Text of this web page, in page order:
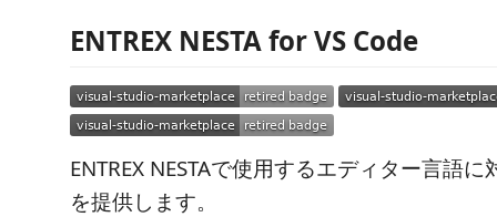
ENTREX NESTA for VS Code
ENTREX NESTAで使用するエディター言語
を提供します。